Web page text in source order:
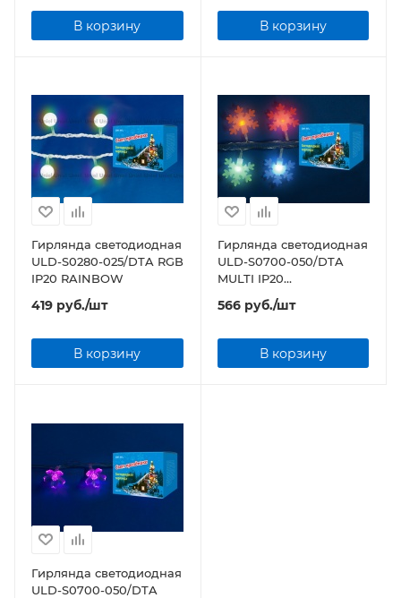
В корзину В корзину
Гирлянда светодиодная
ULD-S0280-025/DTA RGB
IP20 RAINBOW
419 руб./шт
В корзину
Гирлянда светодиодная
ULD-S0700-050/DTA
MULTI IP20
SNOWFLAKES-3
566руб./шт
В корзину
Гирлянда светодиодная
ULD-S0700-050/DTA